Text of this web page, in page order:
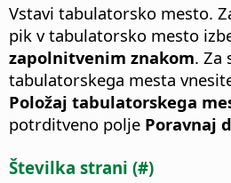
Vstavi tabulatorsko mesto.
pik v tabulatorsko mesto
zapolnitvenim znakom. Za
tabulatorskega mesta
Položaj tabulatorskega
potrditveno polje Poravnaj
Številka strani (#)